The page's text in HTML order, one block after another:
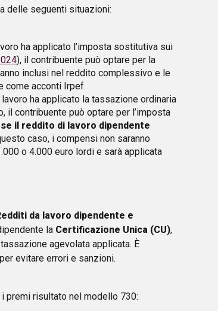
delle seguenti situazioni:
ha applicato l’imposta sostitutiva sui
), il contribuente può optare per la
inclusi nel reddito complessivo e le
come acconti Irpef.
ha applicato la tassazione ordinaria
il contribuente può optare per l’imposta
il reddito di lavoro dipendente
caso, i compensi non saranno
o 4.000 euro lordi e sarà applicata
da lavoro dipendente e
la Certificazione Unica (CU),
agevolata applicata. È
evitare errori e sanzioni.
premi risultato nel modello 730: